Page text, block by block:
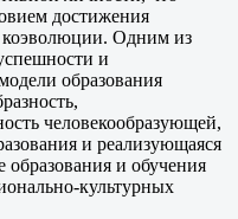
достижения
коэволюции. Одним из
и
образования
человекообразующей,
и реализующаяся
образования и обучения
культурных